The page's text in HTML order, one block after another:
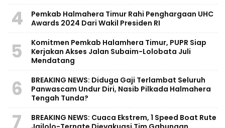
4
Pemkab Halmahera Timur Rahi Penghargaan UHC
Awards 2024 Dari Wakil Presiden RI
5
Komitmen Pemkab Halamhera Timur, PUPR Siap
Kerjakan Akses Jalan Subaim-Lolobata Juli
Mendatang
6
BREAKING NEWS: Diduga Gaji Terlambat Seluruh
Panwascam Undur Diri, Nasib Pilkada Halmahera
Tengah Tunda?
7
BREAKING NEWS: Cuaca Ekstrem, 1 Speed Boat Rute